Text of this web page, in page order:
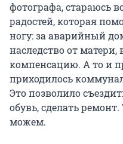
фотографа, стараюсь
радостей, которая
ногу: за аварийный
наследство от
компенсацию. А то и
приходилось
Это позволило
обувь, сделать
можем.